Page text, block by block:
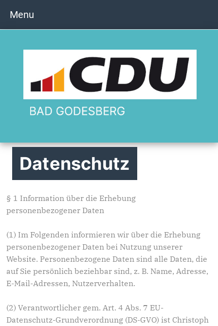
Menu
Datenschutz
§ 1 Information über die Erhebung
personenbezogener Daten
(1) Im Folgenden informieren wir über die Erhebung
personenbezogener Daten bei Nutzung unserer
Website. Personenbezogene Daten sind alle Daten, die
auf Sie persönlich beziehbar sind, z. B. Name, Adresse,
E-Mail-Adressen, Nutzerverhalten.
(2) Verantwortlicher gem. Art. 4 Abs. 7 EU-
Datenschutz-Grundverordnung (DS-GVO) ist Christoph